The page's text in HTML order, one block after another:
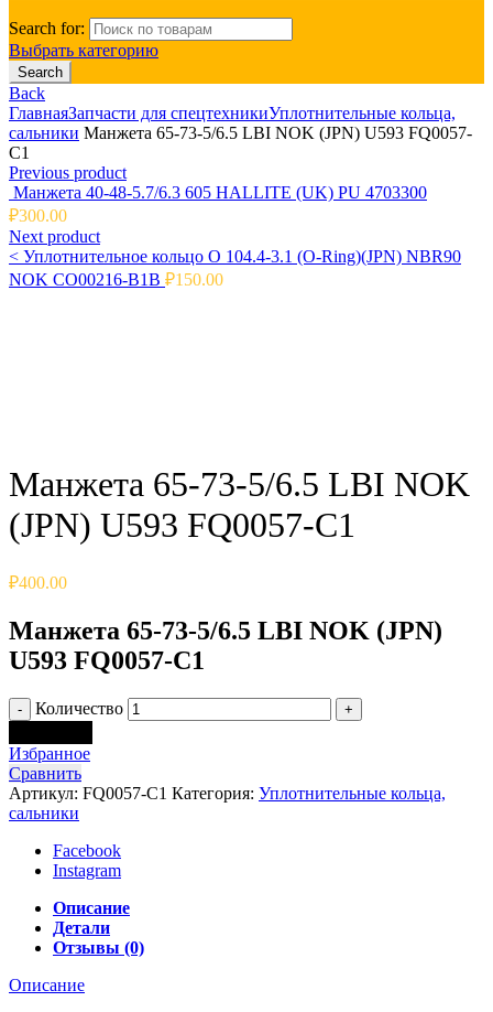
Search for:
Выбрать категорию
Search
Back
ГлавнаяЗапчасти для спецтехникиУплотнительные кольца,
сальники Манжета 65-73-5/6.5 LBI NOK (JPN) U593 FQ0057-
C1
Previous product
Манжета 40-48-5.7/6.3 605 HALLITE (UK) PU 4703300
₽300.00
Next product
< Уплотнительное кольцо O 104.4-3.1 (O-Ring)(JPN) NBR90
NOK CO00216-B1B ₽150.00
Манжета 65-73-5/6.5 LBI NOK
(JPN) U593 FQ0057-C1
₽400.00
Манжета 65-73-5/6.5 LBI NOK (JPN)
U593 FQ0057-C1
Количество
Избранное
Сравнить
Артикул: FQ0057-C1 Категория: Уплотнительные кольца,
сальники
Facebook
Instagram
Описание
Детали
Отзывы (0)
Описание